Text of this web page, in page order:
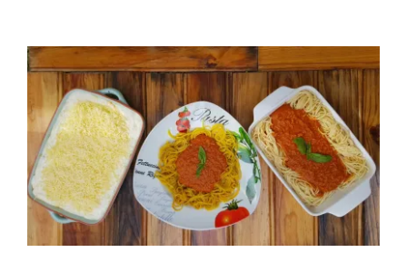
Sobre
Loja
Blog
Contactos